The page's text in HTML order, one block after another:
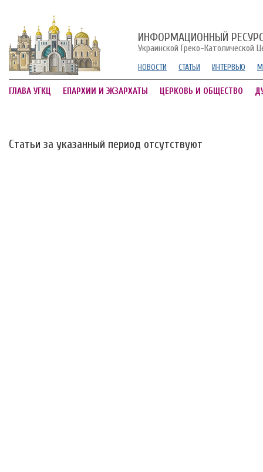
ИНФОРМАЦИОННЫЙ
Украинской Греко-Католической
НОВОСТИ СТАТЬИ ИНТЕРВЬЮ
ГЛАВА УГКЦ ЕПАРХИИ И ЭКЗАРХАТЫ ЦЕРКОВЬ И ОБЩЕСТВО
Статьи за указанный период отсутствуют